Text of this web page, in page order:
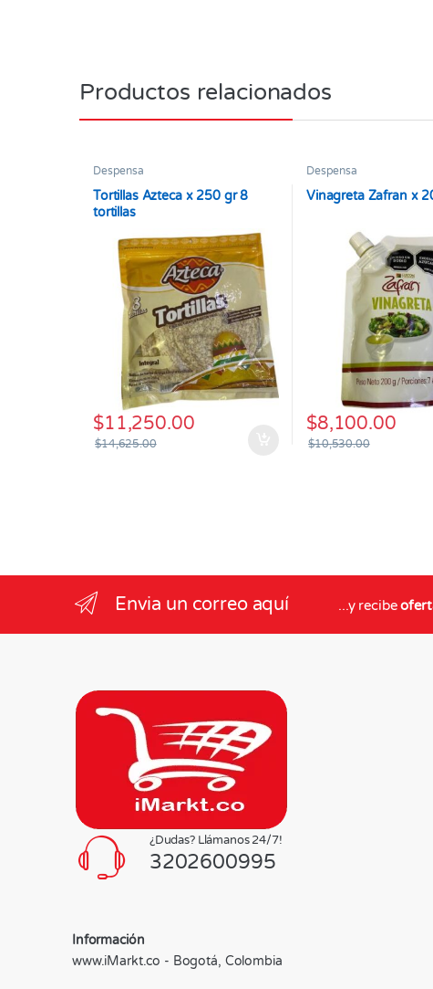
Productos relacionados
Despensa
Tortillas Azteca x 250 gr 8
tortillas
$11,250.00
$14,625.00
Despensa
Vinagreta Zafran x
$8,100.00
$10,530.00
Envia un correo aquí ...y recibe
¿Dudas? Llámanos 24/7!
3202600995
Información
www.iMarkt.co - Bogotá, Colombia